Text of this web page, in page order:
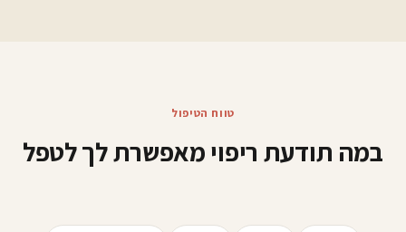
טווח הטיפול
במה תודעת ריפוי מאפשרת לך לטפל